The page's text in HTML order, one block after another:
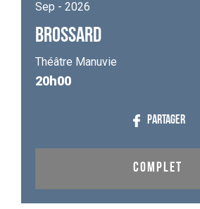
Sep - 2026
BROSSARD
Théâtre Manuvie
20h00
PARTAGER
COMPLET